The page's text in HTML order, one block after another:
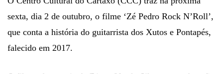
sexta, dia 2 de outubro, o filme ‘Zé Pedro Rock N’Roll’,
que conta a história do guitarrista dos Xutos e Pontapés,
falecido em 2017.